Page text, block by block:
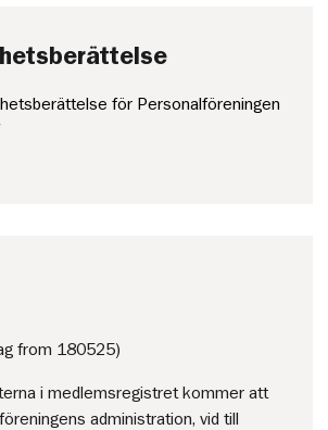
för Personalföreningen
from 180525)
i medlemsregistret kommer att
administration, vid till